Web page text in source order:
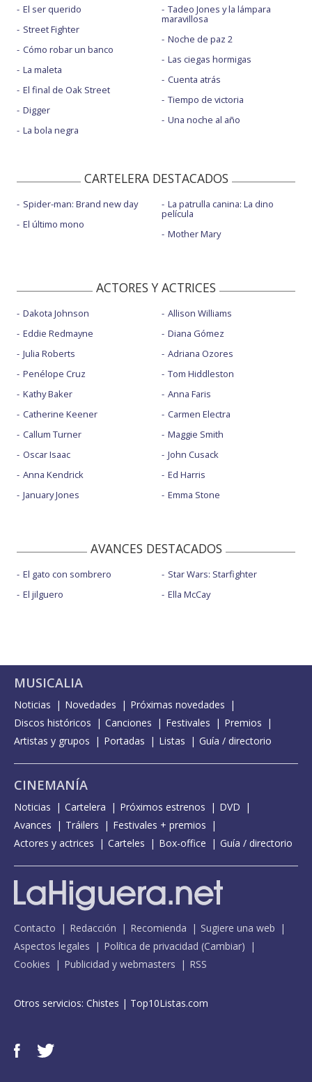
El ser querido
Street Fighter
Cómo robar un banco
La maleta
El final de Oak Street
Digger
La bola negra
Tadeo Jones y la lámpara
maravillosa
Noche de paz 2
Las ciegas hormigas
Cuenta atrás
Tiempo de victoria
Una noche al año
CARTELERA DESTACADOS
Spider-man: Brand new day
El último mono
La patrulla canina: La dino
película
Mother Mary
ACTORES Y ACTRICES
Dakota Johnson
Eddie Redmayne
Julia Roberts
Penélope Cruz
Kathy Baker
Catherine Keener
Callum Turner
Oscar Isaac
Anna Kendrick
January Jones
Allison Williams
Diana Gómez
Adriana Ozores
Tom Hiddleston
Anna Faris
Carmen Electra
Maggie Smith
John Cusack
Ed Harris
Emma Stone
AVANCES DESTACADOS
El gato con sombrero
El jilguero
Star Wars: Starfighter
Ella McCay
MUSICALIA
Noticias Novedades
Próximas novedades
Discos históricos
Canciones Festivales
Premios
Artistas y grupos
Portadas Listas Guía / directorio
CINEMANÍA
Noticias Cartelera Próximos estrenos
DVD
Avances
Tráilers
Festivales + premios
Actores y actrices
Carteles Box-office Guía / directorio
Contacto Redacción Recomienda
Sugiere una web
Aspectos legales
Política de privacidad (Cambiar)
Cookies
Publicidad y webmasters RSS
Otros servicios: Chistes | Top10Listas.com